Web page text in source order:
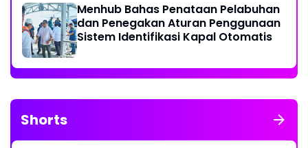
Menhub Bahas Penataan Pelabuhan
dan Penegakan Aturan Penggunaan
Sistem Identifikasi Kapal Otomatis
Shorts